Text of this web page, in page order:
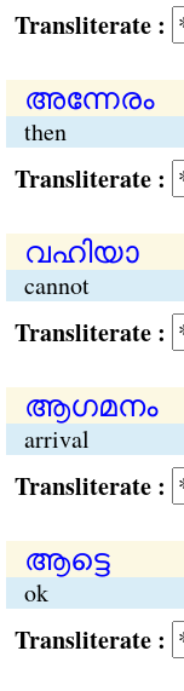
:
അന്നേരം
then
:
വഹിയാ
cannot
:
ആഗമനം
arrival
:
ആട്ടെ
ok
: